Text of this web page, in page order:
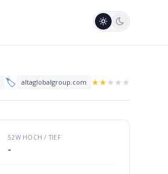
🏷️ altaglobalgroup.com ★★★ ★ ★
52W HOCH / TIEF
-